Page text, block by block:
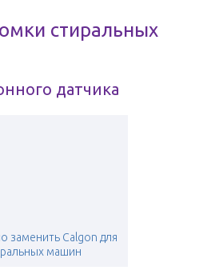
стиральных
датчика
заменить Calgon для
машин